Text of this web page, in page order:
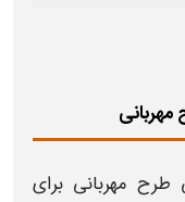
طرح مهربانی برای